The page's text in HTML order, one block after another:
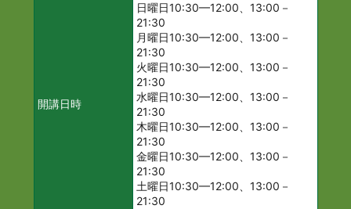
開講日時
日曜日10:30—12:00、13:00－
21:30
月曜日10:30—12:00、13:00－
21:30
火曜日10:30—12:00、13:00－
21:30
水曜日10:30—12:00、13:00－
21:30
木曜日10:30—12:00、13:00－
21:30
金曜日10:30—12:00、13:00－
21:30
土曜日10:30—12:00、13:00－
21:30